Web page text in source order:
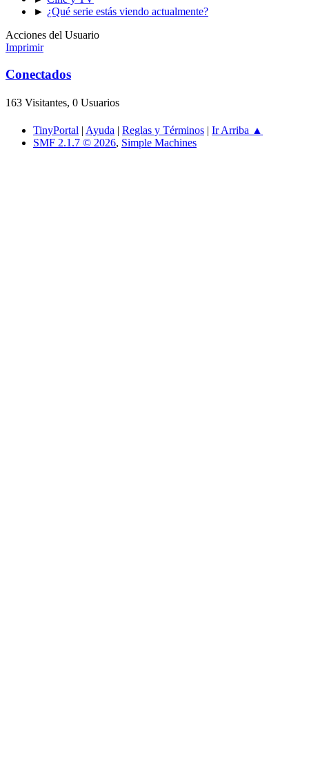
► ¿Qué serie estás viendo actualmente?
Acciones del Usuario
Imprimir
Conectados
163 Visitantes, 0 Usuarios
TinyPortal | Ayuda | Reglas y Términos | Ir Arriba ▲
SMF 2.1.7 © 2026, Simple Machines